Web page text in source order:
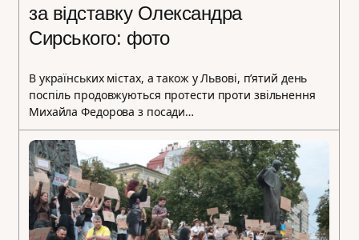
за відставку Олександра
Сирського: фото
В українських містах, а також у Львові, п’ятий день
поспіль продовжуються протести проти звільнення
Михайла Федорова з посади…